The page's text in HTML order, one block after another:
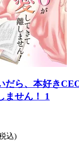
だら、本好き
ません！ 1
込)